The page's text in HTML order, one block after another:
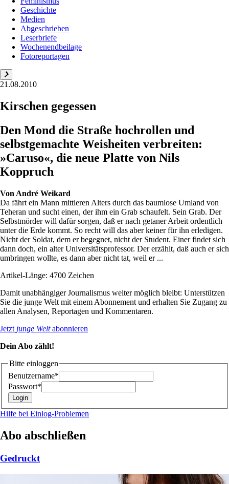
Geschichte
Medien
Abgeschrieben
Leserbriefe
Wochenendbeilage
Fotoreportagen
21.08.2010
Kirschen gegessen
Den Mond die Straße hochrollen und
selbstgemachte Weisheiten verbreiten:
»Caruso«, die neue Platte von Nils
Koppruch
Von André Weikard
Da fährt ein Mann mittleren Alters durch das baumlose Umland von
Teheran und sucht einen, der ihm ein Grab schaufelt. Sein Grab. Der
Selbstmörder will dafür sorgen, daß er nach getaner Arbeit ordentlich
unter die Erde kommt. So recht will das aber keiner für ihn erledigen.
Nicht der Soldat, dem er begegnet, nicht der Student. Einer findet sich
dann doch, ein alter Universitätsprofessor. Der erzählt, daß auch er sich
umbringen wollte, es dann aber nicht tat, weil er ...
Artikel-Länge: 4700 Zeichen
Damit unabhängiger Journalismus weiter möglich bleibt: Unterstützen
Sie die junge Welt mit einem Abonnement und erhalten Sie Zugang zu
allen Analysen, Reportagen und Kommentaren.
Jetzt junge Weltabonnieren
Dein Abo zählt!
Bitte einloggen
Benutzername*
Passwort*
Hilfe bei Einlog-Problemen
Abo abschließen
Gedruckt